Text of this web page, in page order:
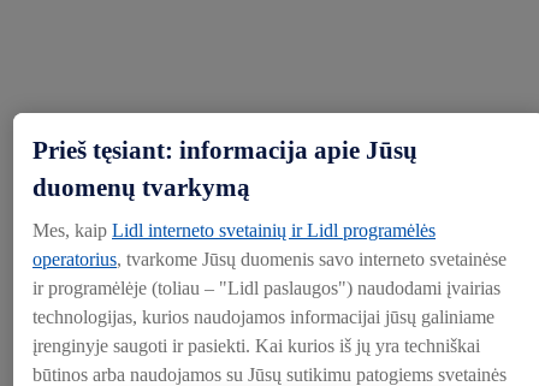
Prieš tęsiant: informacija apie Jūsų
duomenų tvarkymą
Mes, kaip Lidl interneto svetainių ir Lidl programėlės
operatorius, tvarkome Jūsų duomenis savo interneto svetainėse
ir programėlėje (toliau – "Lidl paslaugos") naudodami įvairias
technologijas, kurios naudojamos informacijai jūsų galiniame
įrenginyje saugoti ir pasiekti. Kai kurios iš jų yra techniškai
būtinos arba naudojamos su Jūsų sutikimu patogiems svetainės